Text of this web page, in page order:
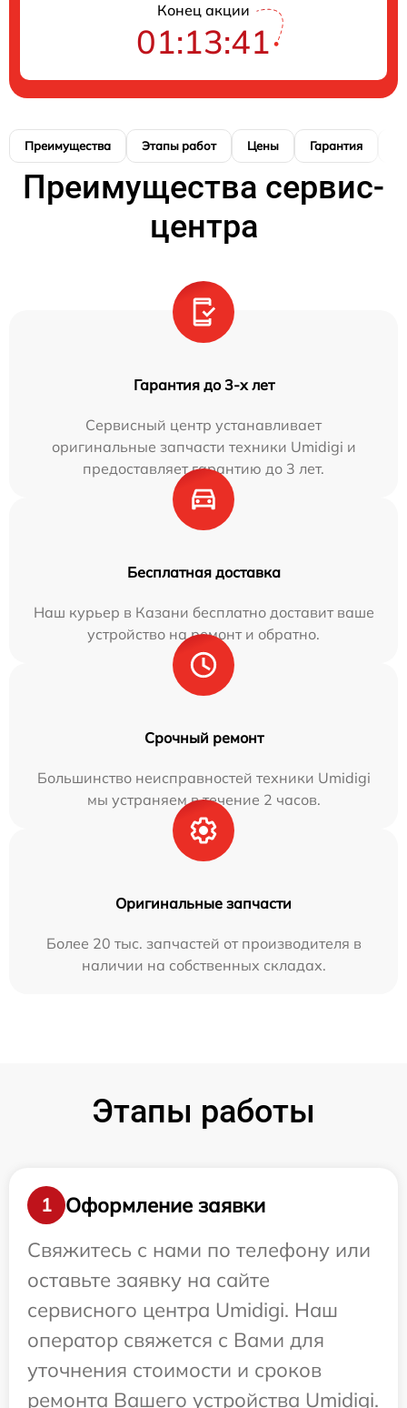
Конец акции
01:13:41
Преимущества Этапы работ Цены Гарантия
Преимущества сервис-
центра
Гарантия до 3-х лет
Сервисный центр устанавливает
оригинальные запчасти техники Umidigi и
предоставляет гарантию до 3 лет.
Бесплатная доставка
Наш курьер в Казани бесплатно доставит ваше
устройство на ремонт и обратно.
Срочный ремонт
Большинство неисправностей техники Umidigi
мы устраняем в течение 2 часов.
Оригинальные запчасти
Более 20 тыс. запчастей от производителя в
наличии на собственных складах.
Этапы работы
1
Оформление заявки
Свяжитесь с нами по телефону или
оставьте заявку на сайте
сервисного центра Umidigi. Наш
оператор свяжется с Вами для
уточнения стоимости и сроков
ремонта Вашего устройства Umidigi.